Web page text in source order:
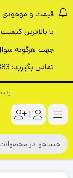
قیمت و موجودی
با بالاترین
جهت هرگونه سوال
تماس بگیرید: 09106673883
|